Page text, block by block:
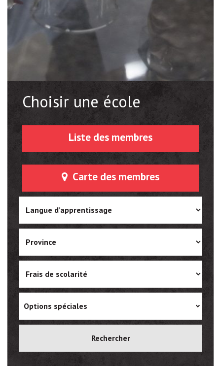
Choisir une école
Liste des membres
Carte des membres
Options spéciales